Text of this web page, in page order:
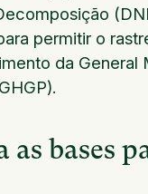
permitir o
da
as bases